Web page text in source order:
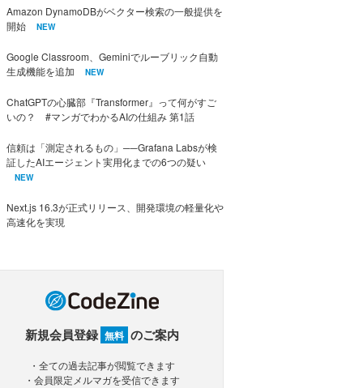
Amazon DynamoDBがベクター検索の一般提供を
開始
NEW
Google Classroom、Geminiでルーブリック自動
生成機能を追加
NEW
ChatGPTの心臓部『Transformer』って何がすご
いの？ #マンガでわかるAIの仕組み 第1話
信頼は「測定されるもの」──Grafana Labsが検
証したAIエージェント実用化までの6つの疑い
NEW
Next.js 16.3が正式リリース、開発環境の軽量化や
高速化を実現
新規会員登録 無料 のご案内
・全ての過去記事が閲覧できます
・会員限定メルマガを受信できます